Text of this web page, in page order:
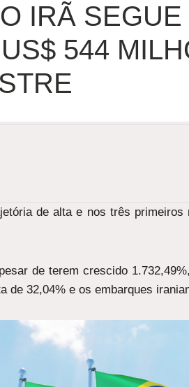
IRÃ SEGUE
544
de alta e nos três
de terem crescido
32,04% e os embarques